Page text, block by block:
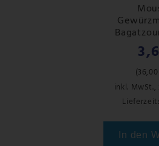
(
inkl. MwSt.,
In den